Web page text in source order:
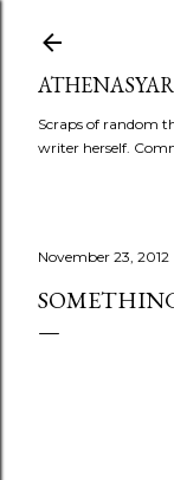
Scraps of random
writer herself.
November 23, 2012